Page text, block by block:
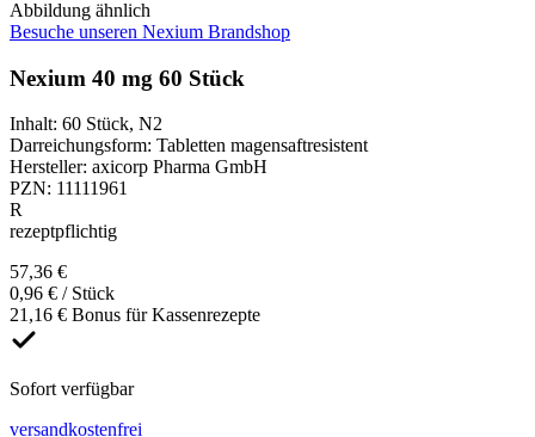
Abbildung ähnlich
Besuche unseren Nexium Brandshop
Nexium 40 mg 60 Stück
Inhalt: 60 Stück, N2
Darreichungsform: Tabletten magensaftresistent
Hersteller: axicorp Pharma GmbH
PZN: 11111961
R
rezeptpflichtig
57,36 €
0,96 € / Stück
21,16 € Bonus für Kassenrezepte
Sofort verfügbar
versandkostenfrei